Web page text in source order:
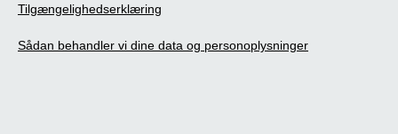
Tilgængelighedserklæring
Sådan behandler vi dine data og personoplysninger